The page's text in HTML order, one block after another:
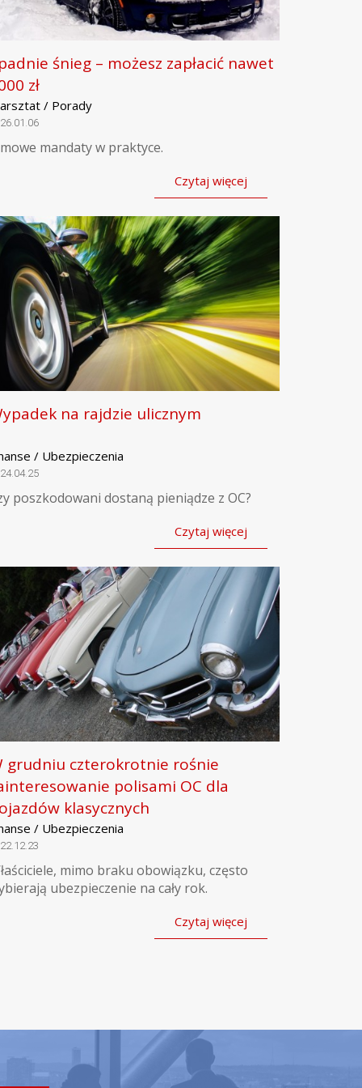
śnieg – możesz zapłacić nawet
zł
/ Porady
mandaty w praktyce.
Czytaj więcej
na rajdzie ulicznym
/ Ubezpieczenia
poszkodowani dostaną pieniądze z OC?
Czytaj więcej
grudniu czterokrotnie rośnie
polisami OC dla
klasycznych
/ Ubezpieczenia
mimo braku obowiązku, często
ubezpieczenie na cały rok.
Czytaj więcej